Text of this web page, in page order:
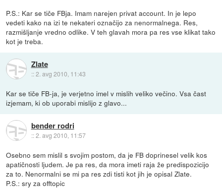
P.S.: Kar se tiče FBja. Imam narejen privat account. In je lepo
vedeti kako na izi te nekateri označijo za nenormalnega. Res,
razmišljanje vredno odlike. V teh glavah mora pa res vse klikat tako
kot je treba.
Zlate
::2. avg 2010, 11:43
Kar se tiče FB-ja, je verjetno imel v mislih veliko večino. Vsa čast
izjemam, ki ob uporabi mislijo z glavo...
bender rodri
::2. avg 2010, 11:57
Osebno sem mislil s svojim postom, da je FB doprinesel velik kos
apatičnosti ljudem. Je pa res, da mora imeti raja že predispozicijo
za to. Nenormalni se mi pa res zdi tisti kot jih je opisal Zlate.
P.S.: sry za offtopic